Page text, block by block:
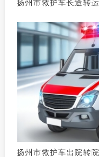
扬州市救护车长途转运
扬州市救护车出院转院